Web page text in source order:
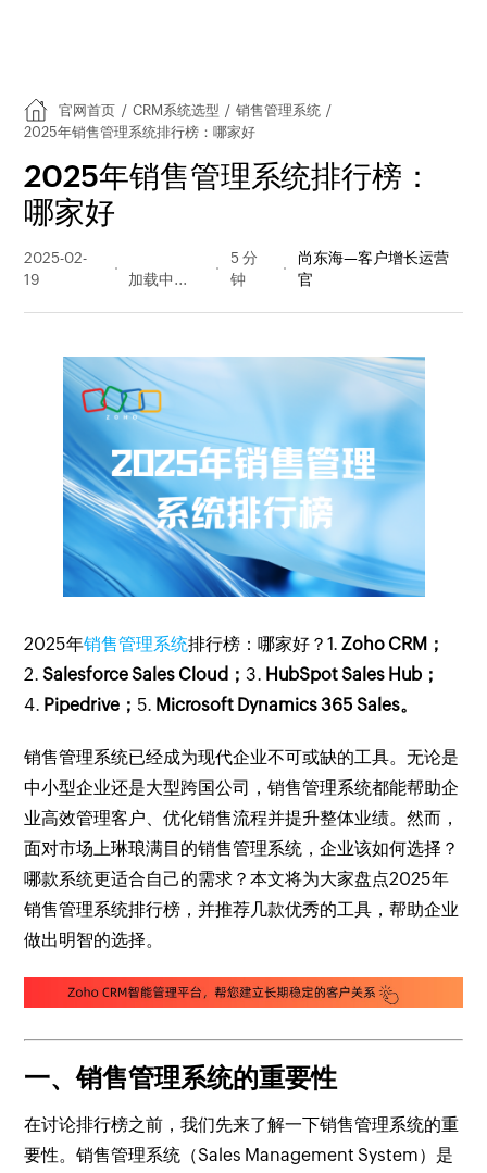
官网首页 / CRM系统选型 / 销售管理系统 /
2025年销售管理系统排行榜：哪家好
2025年销售管理系统排行榜：
哪家好
2025-02-
19
量
5 分
钟
尚东海—客户增长运营
官
2025年销售管理系统排行榜：哪家好？1.Zoho CRM；
2.Salesforce Sales Cloud；3. HubSpot Sales Hub；
4. Pipedrive； 5. Microsoft Dynamics 365 Sales。
销售管理系统已经成为现代企业不可或缺的工具。无论是
中小型企业还是大型跨国公司，销售管理系统都能帮助企
业高效管理客户、优化销售流程并提升整体业绩。然而，
面对市场上琳琅满目的销售管理系统，企业该如何选择？
哪款系统更适合自己的需求？本文将为大家盘点2025年
销售管理系统排行榜，并推荐几款优秀的工具，帮助企业
做出明智的选择。
一、销售管理系统的重要性
在讨论排行榜之前，我们先来了解一下销售管理系统的重
要性。销售管理系统（Sales Management System）是